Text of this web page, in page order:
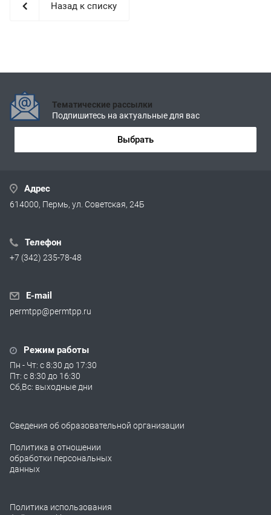
Назад к списку
Тематические рассылки
Подпишитесь на актуальные для вас
Выбрать
Адрес
614000, Пермь, ул. Советская, 24Б
Телефон
+7 (342) 235-78-48
E-mail
permtpp@permtpp.ru
Режим работы
Пн - Чт: с 8:30 до 17:30
Пт: с 8:30 до 16:30
Сб,Вс: выходные дни
Сведения об образовательной организации
Политика в отношении
обработки персональных
данных
Политика использования